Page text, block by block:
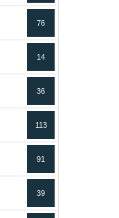
76
14
36
113
91
39